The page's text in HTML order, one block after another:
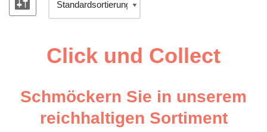
Click und Collect
Schmöckern Sie in unserem
reichhaltigen Sortiment